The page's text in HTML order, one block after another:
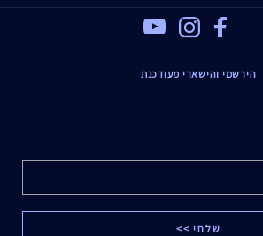
Facebook
הירשמי והישארי מעודכנת